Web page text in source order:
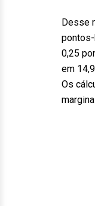
Desse
0,25
em
Os